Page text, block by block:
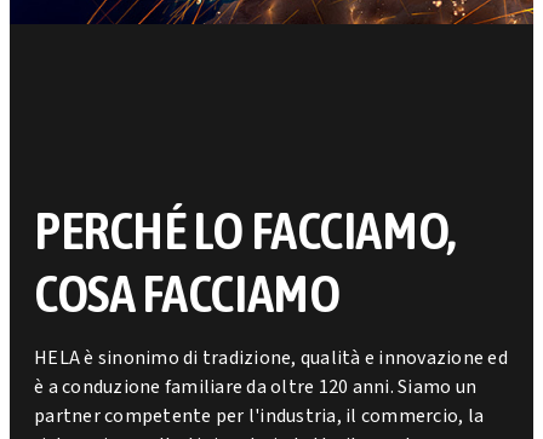
PERCHÉ LO FACCIAMO,
COSA FACCIAMO
HELA è sinonimo di tradizione, qualità e innovazione ed
è a conduzione familiare da oltre 120 anni. Siamo un
partner competente per l'industria, il commercio, la